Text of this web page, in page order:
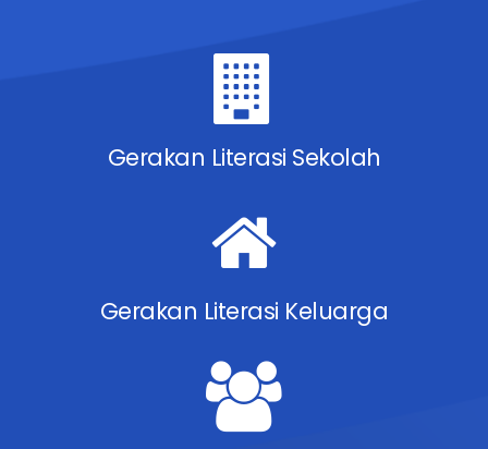
Gerakan Literasi Sekolah
Gerakan Literasi Keluarga